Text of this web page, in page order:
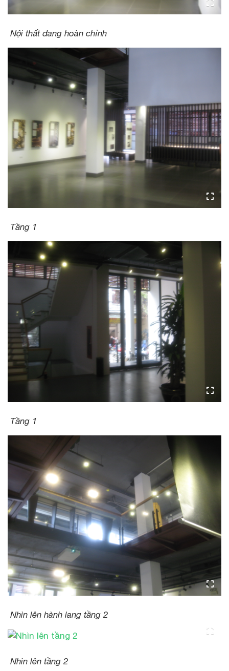
Nội thất đang hoàn chỉnh
Tầng 1
Tầng 1
Nhìn lên hành lang tầng 2
Nhìn lên tầng 2